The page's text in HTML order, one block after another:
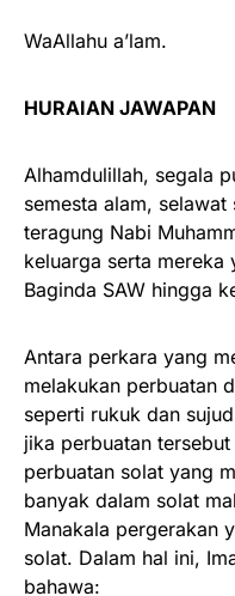
WaAllahu a’lam.
HURAIAN JAWAPAN
Alhamdulillah, segala
semesta alam,
teragung Nabi
keluarga serta mereka
Baginda SAW hingga
Antara perkara yang
melakukan perbuatan
seperti rukuk dan
jika perbuatan
perbuatan solat yang
banyak dalam solat
Manakala pergerakan
solat. Dalam hal ini,
bahawa: